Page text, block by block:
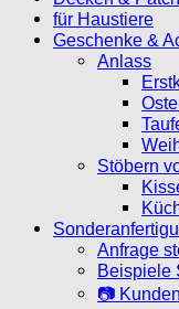
für Haustiere
Geschenke &
Anlass
Stöbern
Anfrage
Beispiele
📷